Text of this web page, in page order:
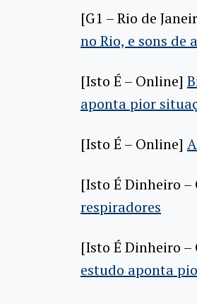
[G1 – Rio de
no Rio, e sons
[Isto É – Online]
aponta pior
[Isto É – Online]
[Isto É Dinheiro –
respiradores
[Isto É Dinheiro –
estudo aponta